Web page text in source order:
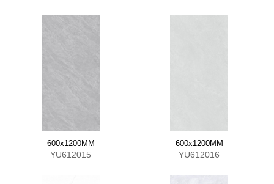
600x1200MM
YU612015
600x1200MM
YU612016